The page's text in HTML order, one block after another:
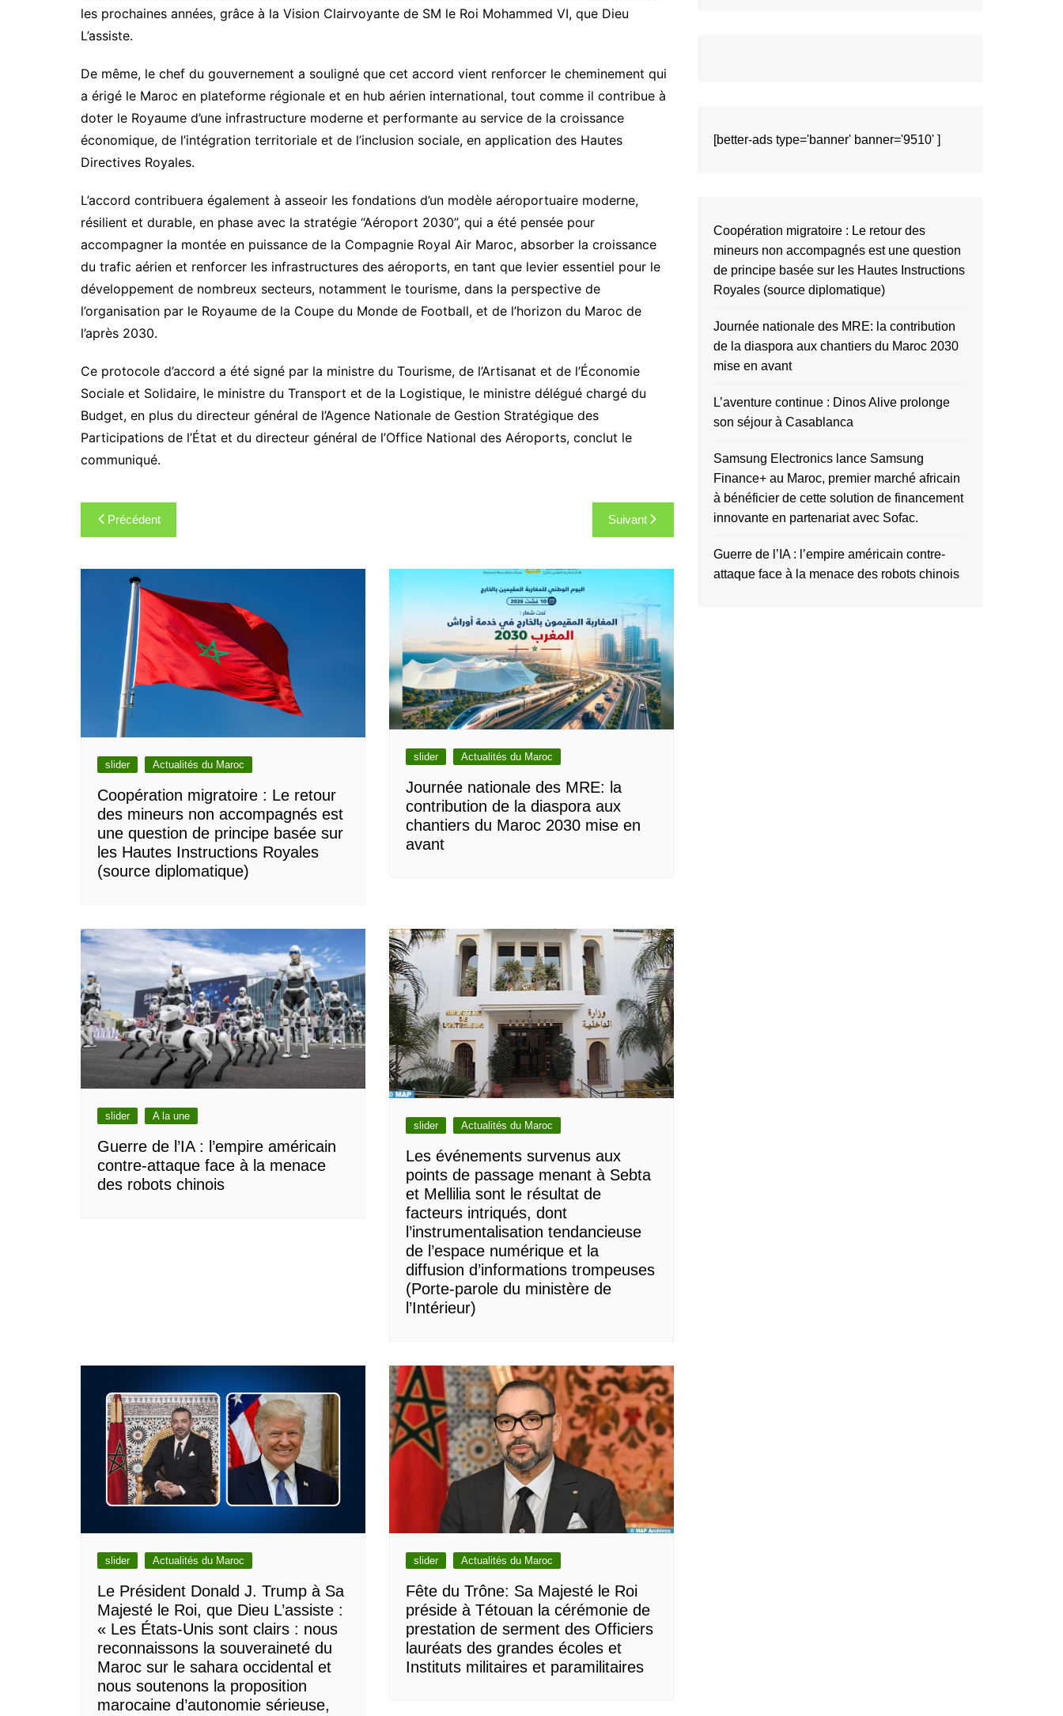
les prochaines années, grâce à la Vision Clairvoyante de SM le Roi Mohammed VI, que Dieu
L’assiste.
De même, le chef du gouvernement a souligné que cet accord vient renforcer le cheminement qui
a érigé le Maroc en plateforme régionale et en hub aérien international, tout comme il contribue à
doter le Royaume d’une infrastructure moderne et performante au service de la croissance
économique, de l’intégration territoriale et de l’inclusion sociale, en application des Hautes
Directives Royales.
L’accord contribuera également à asseoir les fondations d’un modèle aéroportuaire moderne,
résilient et durable, en phase avec la stratégie “Aéroport 2030”, qui a été pensée pour
accompagner la montée en puissance de la Compagnie Royal Air Maroc, absorber la croissance
du trafic aérien et renforcer les infrastructures des aéroports, en tant que levier essentiel pour le
développement de nombreux secteurs, notamment le tourisme, dans la perspective de
l’organisation par le Royaume de la Coupe du Monde de Football, et de l’horizon du Maroc de
l’après 2030.
Ce protocole d’accord a été signé par la ministre du Tourisme, de l’Artisanat et de l’Économie
Sociale et Solidaire, le ministre du Transport et de la Logistique, le ministre délégué chargé du
Budget, en plus du directeur général de l’Agence Nationale de Gestion Stratégique des
Participations de l’État et du directeur général de l’Office National des Aéroports, conclut le
communiqué.
Navigation
de
l’article
Précédent Suivant
slider Actualités du Maroc
Coopération migratoire : Le retour
des mineurs non accompagnés est
une question de principe basée sur
les Hautes Instructions Royales
(source diplomatique)
slider Actualités du Maroc
Journée nationale des MRE: la
contribution de la diaspora aux
chantiers du Maroc 2030 mise en
avant
slider A la une
Guerre de l’IA : l’empire américain
contre-attaque face à la menace
des robots chinois
slider Actualités du Maroc
Les événements survenus aux
points de passage menant à Sebta
et Mellilia sont le résultat de
facteurs intriqués, dont
l’instrumentalisation tendancieuse
de l’espace numérique et la
diffusion d’informations trompeuses
(Porte-parole du ministère de
l’Intérieur)
slider Actualités du Maroc
Le Président Donald J. Trump à Sa
Majesté le Roi, que Dieu L’assiste :
« Les États-Unis sont clairs : nous
reconnaissons la souveraineté du
Maroc sur le sahara occidental et
nous soutenons la proposition
marocaine d’autonomie sérieuse,
slider Actualités du Maroc
Fête du Trône: Sa Majesté le Roi
préside à Tétouan la cérémonie de
prestation de serment des Officiers
lauréats des grandes écoles et
Instituts militaires et paramilitaires
[better-ads type='banner' banner='9510' ]
Coopération migratoire : Le retour des
mineurs non accompagnés est une question
de principe basée sur les Hautes Instructions
Royales (source diplomatique)
Journée nationale des MRE: la contribution
de la diaspora aux chantiers du Maroc 2030
mise en avant
L’aventure continue : Dinos Alive prolonge
son séjour à Casablanca
Samsung Electronics lance Samsung
Finance+ au Maroc, premier marché africain
à bénéficier de cette solution de financement
innovante en partenariat avec Sofac.
Guerre de l’IA : l’empire américain contre-
attaque face à la menace des robots chinois